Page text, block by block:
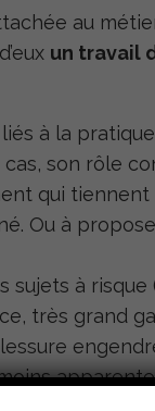
au
un travail
à la
son rôle
qui
Ou à
à
très grand